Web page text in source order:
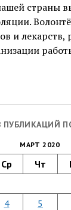
ПУБЛИКАЦИЙ
МАРТ 2020
Ср Чт
4 5
страны
и